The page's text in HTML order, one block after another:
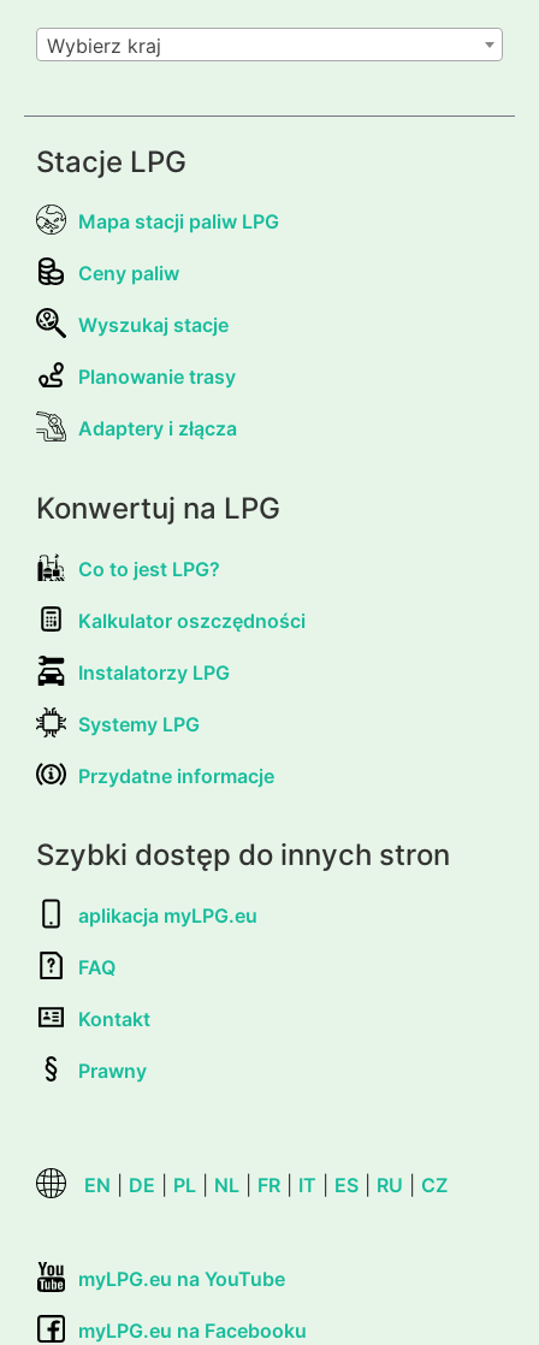
Wybierz kraj
Stacje LPG
Mapa stacji paliw LPG
Ceny paliw
Wyszukaj stacje
Planowanie trasy
Adaptery i złącza
Konwertuj na LPG
Co to jest LPG?
Kalkulator oszczędności
Instalatorzy LPG
Systemy LPG
Przydatne informacje
Szybki dostęp do innych stron
aplikacja myLPG.eu
FAQ
Kontakt
Prawny
EN DE PL NL FR IT ES RU CZ
myLPG.eu na YouTube
myLPG.eu na Facebooku